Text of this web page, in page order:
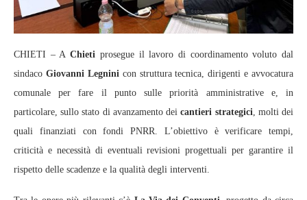
CHIETI – AChieti prosegue il lavoro di coordinamento voluto dal
sindaco Giovanni Legninicon struttura tecnica, dirigenti e avvocatura
comunale per fare il punto sulle priorità amministrative e, in
particolare, sullo stato di avanzamento deicantieri strategici, molti dei
quali finanziati con fondi PNRR. L’obiettivo è verificare tempi,
criticità e necessità di eventuali revisioni progettuali per garantire il
rispetto delle scadenze e la qualità degli interventi.